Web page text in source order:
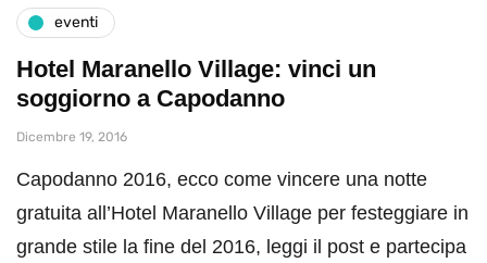
eventi
Hotel Maranello Village: vinci un
soggiorno a Capodanno
Dicembre 19, 2016
Capodanno 2016, ecco come vincere una notte
gratuita all’Hotel Maranello Village per festeggiare in
grande stile la fine del 2016, leggi il post e partecipa